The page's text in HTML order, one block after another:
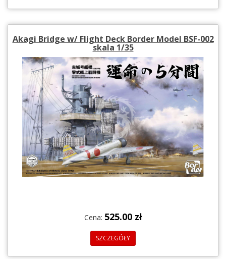
Akagi Bridge w/ Flight Deck Border Model BSF-002
skala 1/35
Cena: 525.00 zł
SZCZEGÓŁY